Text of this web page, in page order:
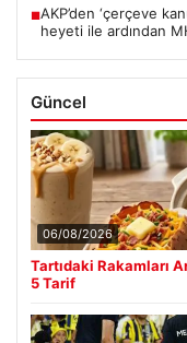
■AKP’den ‘çerçeve
heyeti ile ardından
Güncel
06/08/2026
Tartıdaki Rakamları
5 Tarif